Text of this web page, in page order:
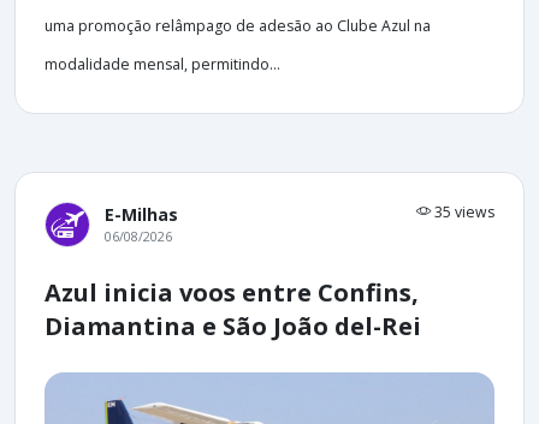
uma promoção relâmpago de adesão ao Clube Azul na
modalidade mensal, permitindo...
E-Milhas 35 views
06/08/2026
Azul inicia voos entre Confins,
Diamantina e São João del-Rei